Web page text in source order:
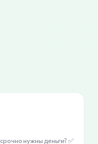
нужны деньги? ✅